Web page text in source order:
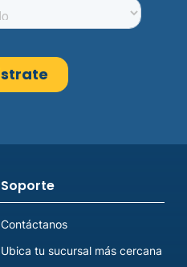
Soporte
Contáctanos
Ubica tu sucursal más cercana